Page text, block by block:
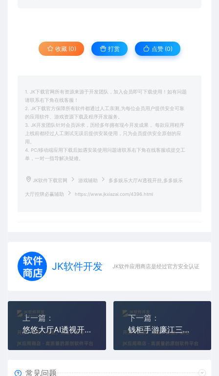
收藏 (0) 打赏 点赞 (0)
1. JK下载官网所有资源来源于开发团队，加入会员即可下载使用！如有问题
请联系右下角在线客服！
2. JK下载官方保障所有软件都通过人工亲测,为每位会员用户提供安全可靠
的应用软件、游戏资源下载及程序开发服务。
3. JK开发团队针对会员诉求，历经多年拥有现今开发成果， 每款应用程序
上线前都经过人工测试无误后提供安装使用，只为会员提供安全原创的应
用。
4. PC/移动端应用下载后如遇安装使用问题请联系右下角在线客服或提交工
单，一对一指导解决疑难。
JK软件下载官网 游戏辅助 多多娱乐大厅AI透视开挂,多多娱乐
大厅控牌必赢辅助 https://www.jkxiazai.com/4396.html
JK软件开发 JK软件应用商店是经过官方安全认证，保障
上一篇：
悠悠大厅AI透视开挂,新青龙大厅控牌必赢辅助
下一篇：
钱柜手游廉江三脚鸡AI透视开挂控牌必赢辅助
常见问题